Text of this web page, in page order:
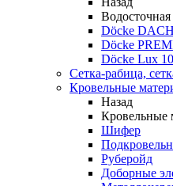
Döсkе
Döcke
Döсkе Luх
Сетка-рабица,
Кровельные
Назад
Кровельные
Шифер
Руберойд
Доборные